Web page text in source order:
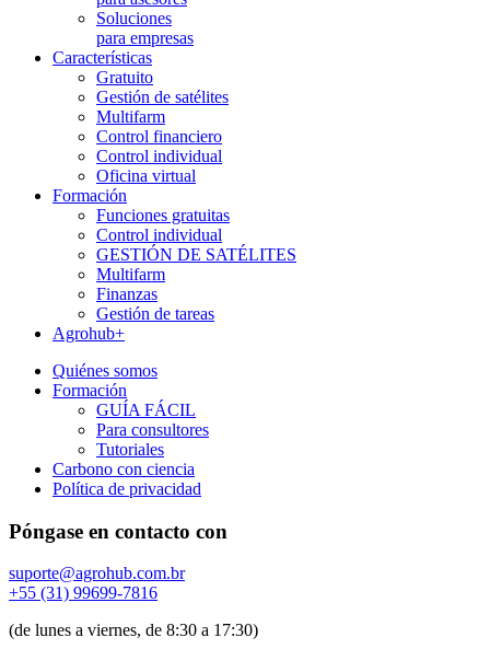
Soluciones
para empresas
Características
Gratuito
Gestión de satélites
Multifarm
Control financiero
Control individual
Oficina virtual
Formación
Funciones gratuitas
Control individual
GESTIÓN DE SATÉLITES
Multifarm
Finanzas
Gestión de tareas
Agrohub+
Quiénes somos
Formación
GUÍA FÁCIL
Para consultores
Tutoriales
Carbono con ciencia
Política de privacidad
Póngase en contacto con
suporte@agrohub.com.br
+55 (31) 99699-7816
(de lunes a viernes, de 8:30 a 17:30)